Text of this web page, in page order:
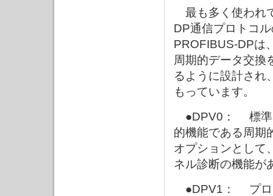
最も多く使われ
DP通信プロトコ
PROFIBUS-DPは
周期的データ交換
るように設計され
もっています。
●DPV0： 標準
的機能である周期
オプションとして
ネル診断の機能が
●DPV1： プロ